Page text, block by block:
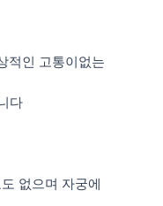
적인 고통이없는
다
없으며 자궁에